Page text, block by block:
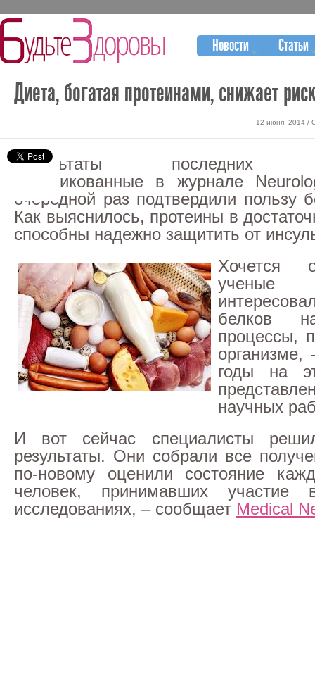
Новости Статьи
Диета, богатая протеинами, снижает
12 июня, 2014 /
Результаты последних
опубликованные в журнале
очередной раз подтвердили пользу
Как выяснилось, протеины в
способны надежно защитить от
Хочется
белков
процессы,
организме,
годы на
научных
И вот сейчас специалисты
результаты. Они собрали все
по-новому оценили состояние
человек, принимавших участие
исследованиях, – сообщает Medical